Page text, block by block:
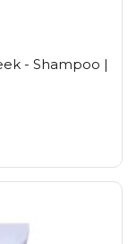
- Shampoo |